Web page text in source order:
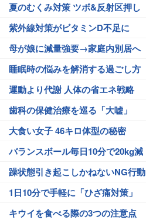
夏のむくみ対策 ツボ&反射区押し
紫外線対策がビタミンD不足に
母が娘に減量強要→家庭内別居へ
睡眠時の悩みを解消する過ごし方
運動より代謝 人体の省エネ戦略
歯科の保健治療を巡る「大嘘」
大食い女子 46キロ体型の秘密
バランスボール毎日10分で20kg減
躁状態引き起こしかねないNG行動
1日10分で手軽に「ひざ痛対策」
キウイを食べる際の3つの注意点